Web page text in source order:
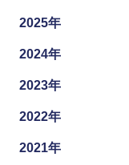
2025年
2024年
2023年
2022年
2021年